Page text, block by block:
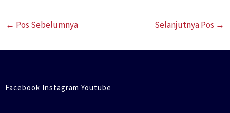
← Pos Sebelumnya Selanjutnya Pos →
Facebook Instagram Youtube